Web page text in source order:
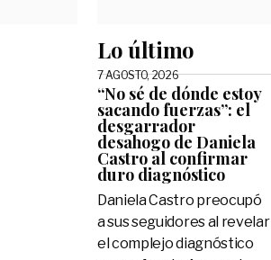
Lo último
7 AGOSTO, 2026
“No sé de dónde estoy
sacando fuerzas”: el
desgarrador
desahogo de Daniela
Castro al confirmar
duro diagnóstico
Daniela Castro preocupó
a sus seguidores al revelar
el complejo diagnóstico